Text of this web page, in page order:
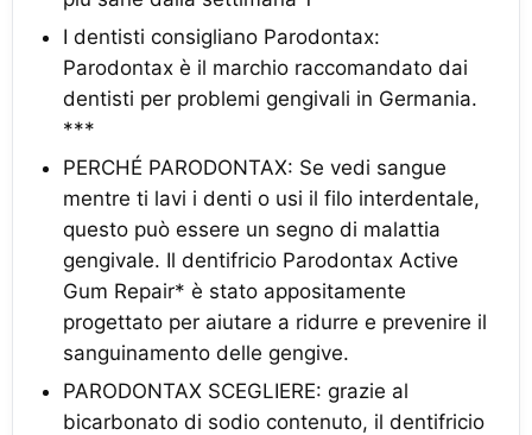
I dentisti consigliano Parodontax:
Parodontax è il marchio raccomandato dai
dentisti per problemi gengivali in Germania.
***
PERCHÉ PARODONTAX: Se vedi sangue
mentre ti lavi i denti o usi il filo interdentale,
questo può essere un segno di malattia
gengivale. Il dentifricio Parodontax Active
Gum Repair* è stato appositamente
progettato per aiutare a ridurre e prevenire il
sanguinamento delle gengive.
PARODONTAX SCEGLIERE: grazie al
bicarbonato di sodio contenuto, il dentifricio